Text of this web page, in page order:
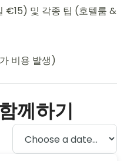
€15) 및 각종 팁 (호텔룸 &
비용 발생)
께하기